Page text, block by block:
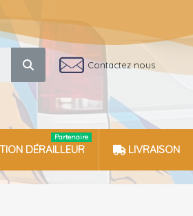
Contactez nous
DÉRAILLEUR
Partenaire
LIVRAISON